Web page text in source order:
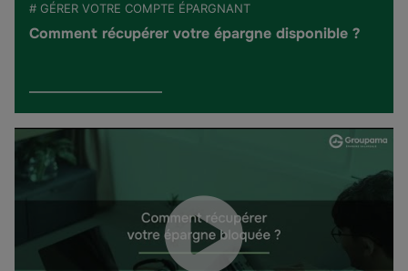
# GÉRER VOTRE COMPTE ÉPARGNANT
Comment récupérer votre épargne disponible ?